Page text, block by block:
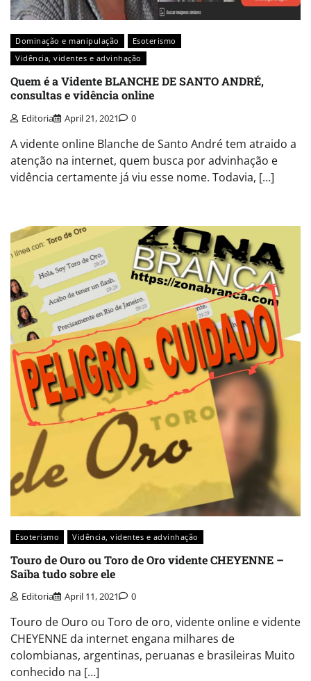
Dominação e manipulação
Esoterismo
Vidência, videntes e advinhação
Quem é a Vidente BLANCHE DE SANTO ANDRÉ,
consultas e vidência online
Editoria April 21, 2021 0
A vidente online Blanche de Santo André tem atraido a
atenção na internet, quem busca por advinhação e
vidência certamente já viu esse nome. Todavia, […]
Esoterismo Vidência, videntes e advinhação
Touro de Ouro ou Toro de Oro vidente CHEYENNE –
Saiba tudo sobre ele
Editoria April 11, 2021 0
Touro de Ouro ou Toro de oro, vidente online e vidente
CHEYENNE da internet engana milhares de
colombianas, argentinas, peruanas e brasileiras Muito
conhecido na […]